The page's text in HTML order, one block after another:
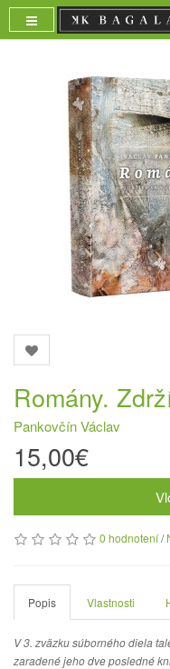
Romány.
Pankovčín Václav
15,00€
0 hodnotení/
Popis Vlastnosti
V 3. zväzku súborného diela
zaradené jeho dve posledné